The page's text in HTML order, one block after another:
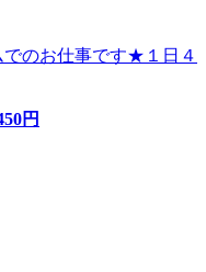
のお仕事です★１日４
円